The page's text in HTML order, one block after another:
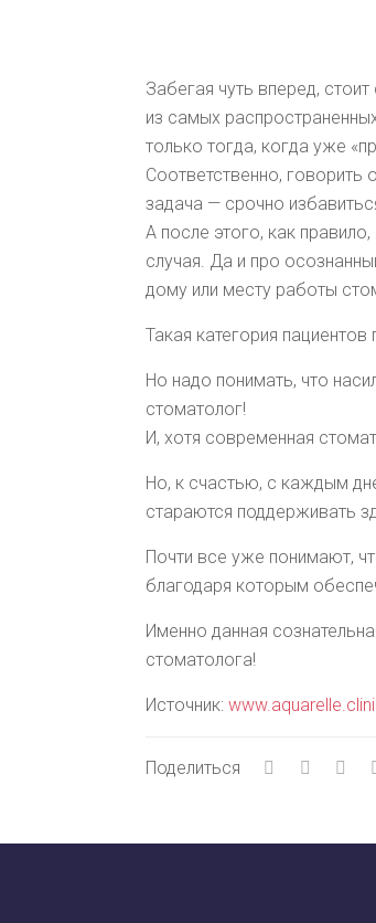
Забегая чуть вперед,
из самых
только тогда, когда уже
Соответственно, говорить
задача — срочно
А после этого, как
случая. Да и про
дому или месту работы
Такая категория
Но надо понимать, что
стоматолог!
И, хотя современная
Но, к счастью, с каждым
стараются поддерживать
Почти все уже понимают,
благодаря которым
Именно данная
стоматолога!
Источник:
Поделиться